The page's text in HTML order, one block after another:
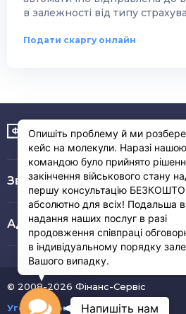
в залежності від типу
Подати скаргу онлайн
Зв’язок з нами :
Адреса
© 2008-2026 Фінанс-Сервіс
Угода користувачаНапишіть нам
Опишіть проблему й ми
кейс на молекули. Наразі нашою
командою було прийнято
закінчення військового стану
першу консультацію
абсолютно для всіх! Подальша
надання наших послуг в разі
продовження співпраці
в індивідуальному порядку
Вашого випадку.